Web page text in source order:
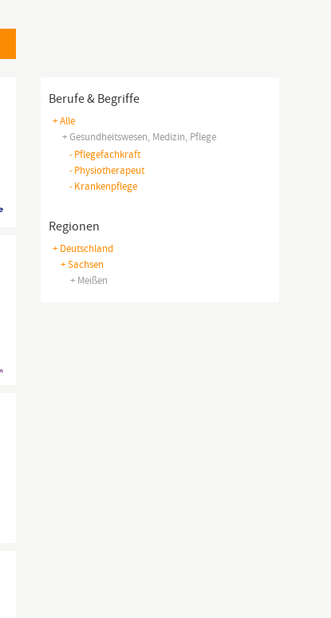
Berufe & Begriffe
+ Alle
+ Gesundheitswesen, Medizin, Pflege
-Pflegefachkraft
-Physiotherapeut
-Krankenpflege
Regionen
+ Deutschland
+ Sachsen
+ Meißen